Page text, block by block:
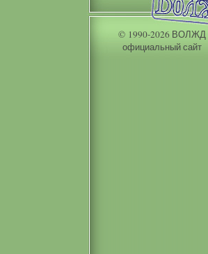
© 1990-2026 ВОЛЖД
официальный сайт